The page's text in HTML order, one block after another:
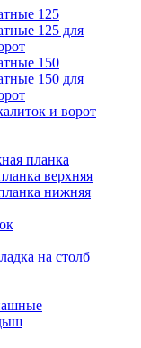
125
125 для
150
150 для
и ворот
планка
верхняя
нижняя
на столб